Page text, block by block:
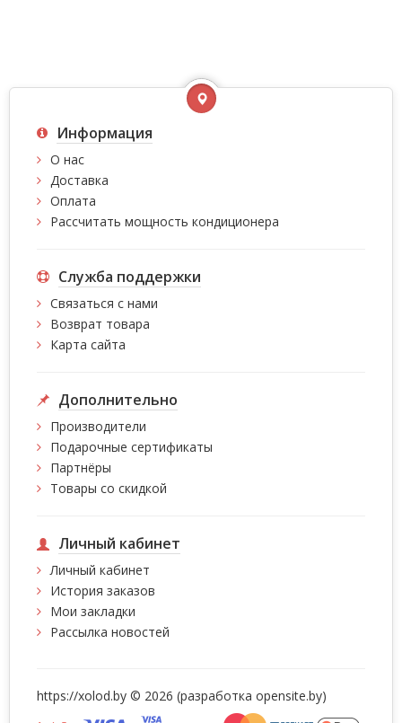
Информация
О нас
Доставка
Оплата
Рассчитать мощность кондиционера
Служба поддержки
Связаться с нами
Возврат товара
Карта сайта
Дополнительно
Производители
Подарочные сертификаты
Партнёры
Товары со скидкой
Личный кабинет
Личный кабинет
История заказов
Мои закладки
Рассылка новостей
https://xolod.by © 2026 (разработка opensite.by)